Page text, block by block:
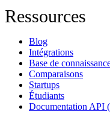
Ressources
Blog
Intégrations
Base de
Comparaisons
Startups
Étudiants
Documentation API